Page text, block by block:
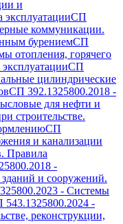
и
эксплуатацииСП
коммуникации.
бурениемСП
отопления, горячего
СП
цилиндрические
СП 392.1325800.2018 -
для нефти и
строительстве.
СП
и канализации
Правила
-
и сооружений.
- Системы
543.1325800.2024 -
реконструкции,